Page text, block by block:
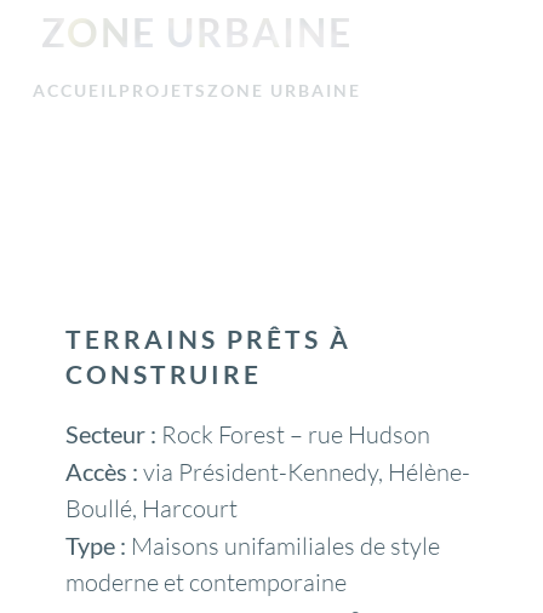
ZONE URBAINE
ACCUEILPROJETSZONE URBAINE
TERRAINS PRÊTS À
CONSTRUIRE
Secteur : Rock Forest – rue Hudson
Accès : via Président-Kennedy, Hélène-
Boullé, Harcourt
Type : Maisons unifamiliales de style
moderne et contemporaine